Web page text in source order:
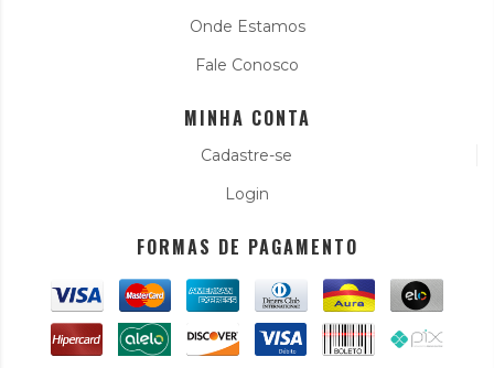
Onde Estamos
Fale Conosco
MINHA CONTA
Cadastre-se
Login
FORMAS DE PAGAMENTO